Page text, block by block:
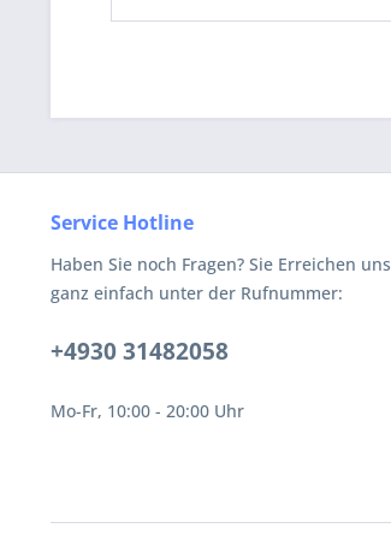
Service Hotline
Haben Sie noch Fragen? Sie Erreichen uns
ganz einfach unter der Rufnummer:
+4930 31482058
Mo-Fr, 10:00 - 20:00 Uhr